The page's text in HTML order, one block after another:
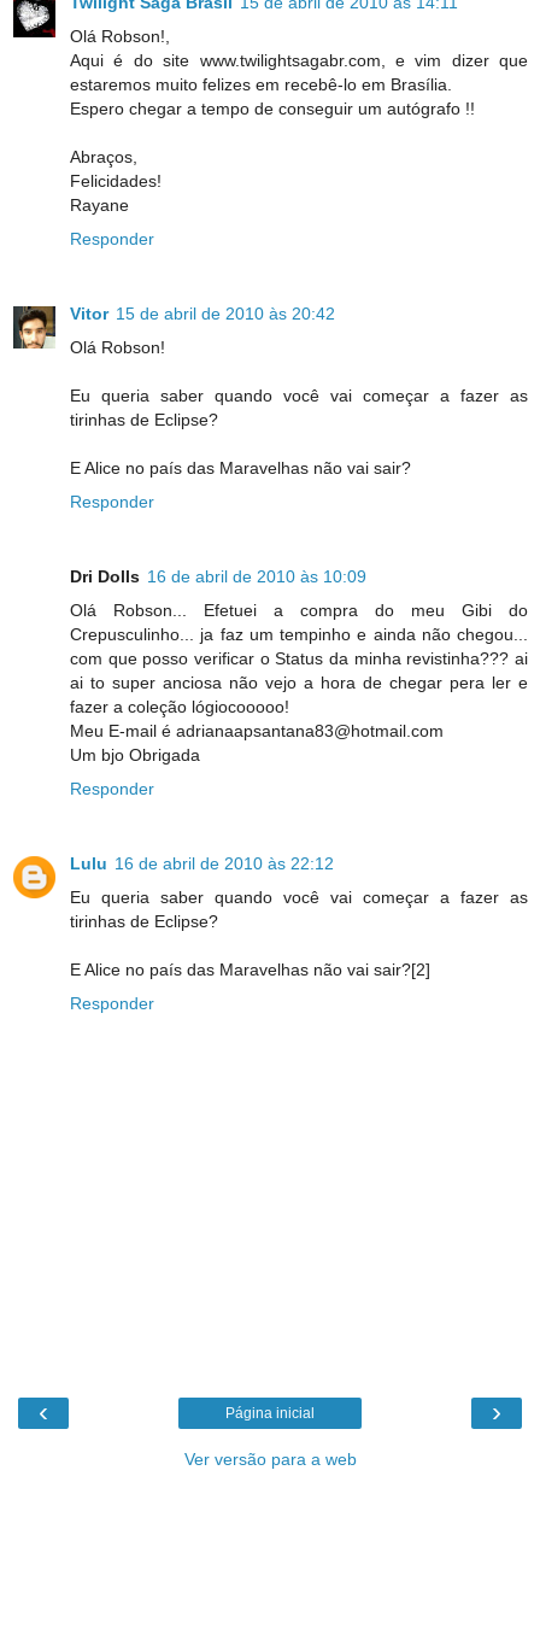
Olá Robson!,
Aqui é do site www.twilightsagabr.com, e vim dizer que
estaremos muito felizes em recebê-lo em Brasília.
Espero chegar a tempo de conseguir um autógrafo !!
Abraços,
Felicidades!
Rayane
Responder
Vitor 15 de abril de 2010 às 20:42
Olá Robson!
Eu queria saber quando você vai começar a fazer as
tirinhas de Eclipse?
E Alice no país das Maravelhas não vai sair?
Responder
Dri Dolls 16 de abril de 2010 às 10:09
Olá Robson... Efetuei a compra do meu Gibi do
Crepusculinho... ja faz um tempinho e ainda não chegou...
com que posso verificar o Status da minha revistinha??? ai
ai to super anciosa não vejo a hora de chegar pera ler e
fazer a coleção lógiocooooo!
Meu E-mail é adrianaapsantana83@hotmail.com
Um bjo Obrigada
Responder
Lulu 16 de abril de 2010 às 22:12
Eu queria saber quando você vai começar a fazer as
tirinhas de Eclipse?
E Alice no país das Maravelhas não vai sair?[2]
Responder
‹ ›
Página inicial
Ver versão para a web